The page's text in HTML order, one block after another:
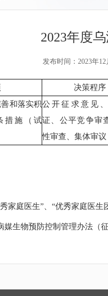
2023年度
发布时间：2023年12
决策程序
和落实积
措施（试
公开征求意见
证、公平竞争审
性审查、集体审议
家庭医生”、“优秀家庭医生
媒生物预防控制管理办法（